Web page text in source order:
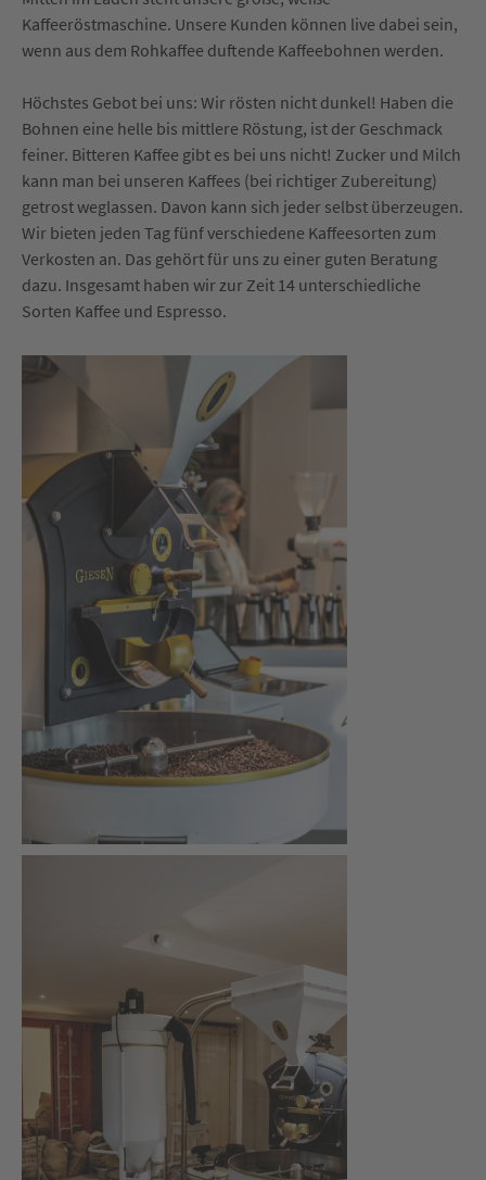
Kaffeeröstmaschine. Unsere Kunden können live dabei sein,
wenn aus dem Rohkaffee duftende Kaffeebohnen werden.
Höchstes Gebot bei uns: Wir rösten nicht dunkel! Haben die
Bohnen eine helle bis mittlere Röstung, ist der Geschmack
feiner. Bitteren Kaffee gibt es bei uns nicht! Zucker und Milch
kann man bei unseren Kaffees (bei richtiger Zubereitung)
getrost weglassen. Davon kann sich jeder selbst überzeugen.
Wir bieten jeden Tag fünf verschiedene Kaffeesorten zum
Verkosten an. Das gehört für uns zu einer guten Beratung
dazu. Insgesamt haben wir zur Zeit 14 unterschiedliche
Sorten Kaffee und Espresso.